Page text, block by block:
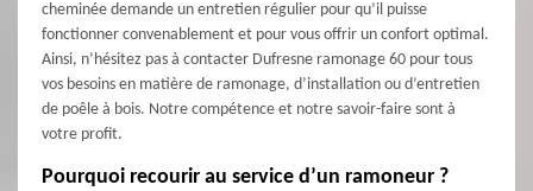
cheminée demande un entretien régulier pour qu’il puisse
fonctionner convenablement et pour vous offrir un confort optimal.
Ainsi, n’hésitez pas à contacter Dufresne ramonage 60 pour tous
vos besoins en matière de ramonage, d’installation ou d’entretien
de poêle à bois. Notre compétence et notre savoir-faire sont à
votre profit.
Pourquoi recourir au service d’un ramoneur ?